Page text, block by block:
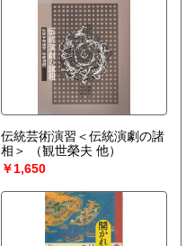
伝統芸術演習＜伝統演劇の諸
相＞
（観世榮夫 他）
￥1,650